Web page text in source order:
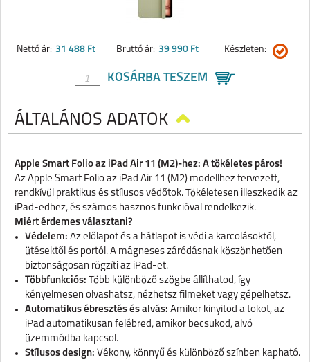
Nettó ár: 31 488 Ft Bruttó ár: 39 990 Ft Készleten:
KOSÁRBA TESZEM
ÁLTALÁNOS ADATOK
Apple Smart Folio az iPad Air 11 (M2)-hez: A tökéletes páros!
Az Apple Smart Folio az iPad Air 11 (M2) modellhez tervezett,
rendkívül praktikus és stílusos védőtok. Tökéletesen illeszkedik az
iPad-edhez, és számos hasznos funkcióval rendelkezik.
Miért érdemes választani?
Védelem: Az előlapot és a hátlapot is védi a karcolásoktól,
ütésektől és portól. A mágneses záródásnak köszönhetően
biztonságosan rögzíti az iPad-et.
Többfunkciós: Több különböző szögbe állíthatod, így
kényelmesen olvashatsz, nézhetsz filmeket vagy gépelhetsz.
Automatikus ébresztés és alvás: Amikor kinyitod a tokot, az
iPad automatikusan felébred, amikor becsukod, alvó
üzemmódba kapcsol.
Stílusos design: Vékony, könnyű és különböző színben kapható.